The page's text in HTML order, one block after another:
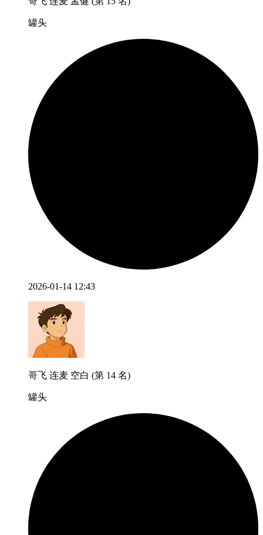
罐头
2026-01-14 12:43
哥飞 连麦 空白 (第 14 名)
罐头